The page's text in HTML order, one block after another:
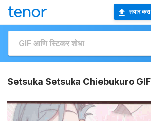
तयार करा
Setsuka Setsuka Chiebukuro GIF